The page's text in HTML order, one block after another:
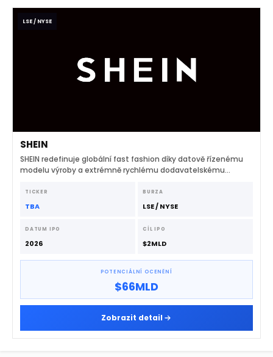
LSE / NYSE
SHEIN
SHEIN redefinuje globální fast fashion díky datově řízenému
modelu výroby a extrémně rychlému dodavatelskému
TICKER
TBA
BURZA
LSE / NYSE
DATUM IPO
2026
CÍL IPO
$2MLD
POTENCIÁLNÍ OCENĚNÍ
$66MLD
Zobrazit detail